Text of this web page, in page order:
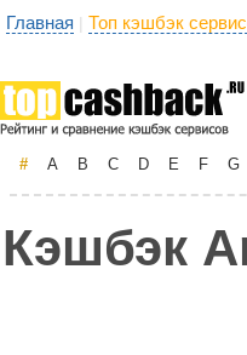
Главная | Топ кэшбэк
# A B C D E F G
Кэшбэк